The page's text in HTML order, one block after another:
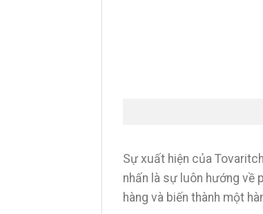
Sự xuất hiện của
nhấn là sự luôn hướng về
hàng và biến thành một